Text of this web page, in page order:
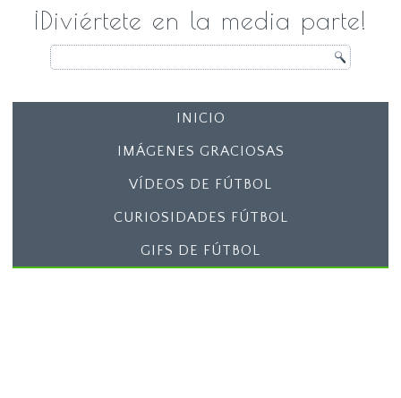
¡Diviértete en la media parte!
INICIO
IMÁGENES GRACIOSAS
VÍDEOS DE FÚTBOL
CURIOSIDADES FÚTBOL
GIFS DE FÚTBOL